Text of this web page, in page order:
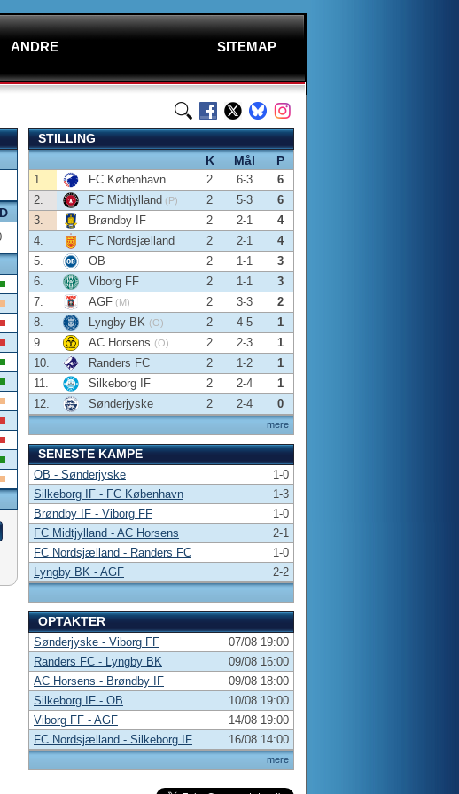
ANDRE SITEMAP
STILLING
K
Mål P
mere
1. FC København 2 6-3
6
2.
FC Midtjylland (P) 2 5-3
6
3.
Brøndby IF 2 2-1
4
4.
FC Nordsjælland 2 2-1
4
5.
OB 2 1-1
3
6.
Viborg FF 2 1-1
3
7.
AGF (M) 2 3-3
2
8.
Lyngby BK (O) 2 4-5
1
9.
AC Horsens (O) 2 2-3
1
10.
Randers FC 2 1-2
1
11.
Silkeborg IF 2 2-4
1
12.
Sønderjyske 2 2-4 0
SENESTE KAMPE
OB - Sønderjyske
1-0
Silkeborg IF - FC København
1-3
Brøndby IF - Viborg FF
1-0
FC Midtjylland - AC Horsens
2-1
FC Nordsjælland - Randers FC
1-0
Lyngby BK - AGF
2-2
OPTAKTER
mere
Sønderjyske - Viborg FF
07/08 19:00
Randers FC - Lyngby BK
09/08 16:00
AC Horsens - Brøndby IF
09/08 18:00
Silkeborg IF - OB
10/08 19:00
Viborg FF - AGF
14/08 19:00
FC Nordsjælland - Silkeborg IF
16/08 14:00